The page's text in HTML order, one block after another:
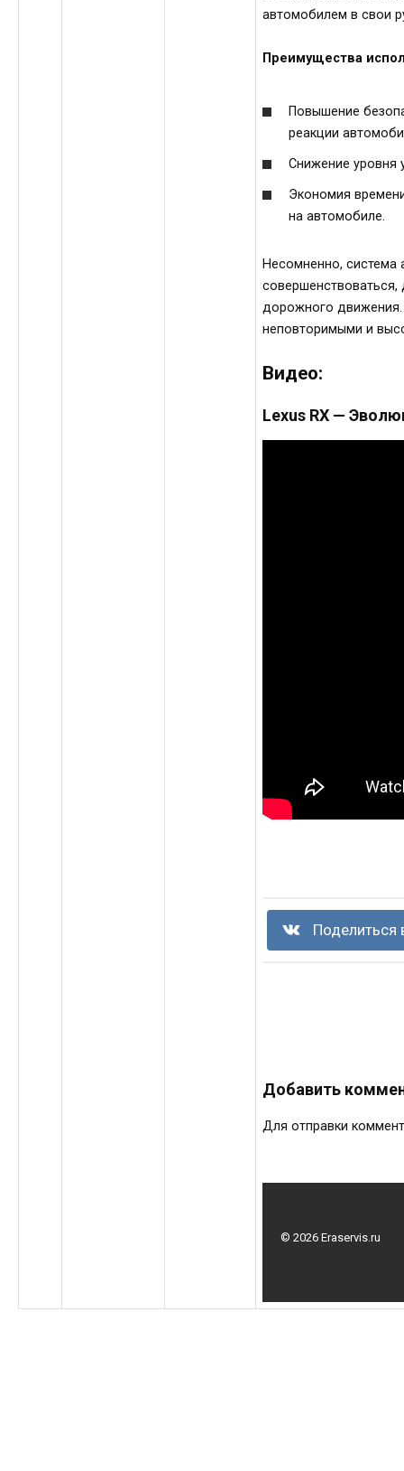
автомобилем в свои
Преимущества
Повышение
реакции
Снижение уровня
Экономия
на автомобиле.
Несомненно, система
дорожного движения.
неповторимыми и
Видео:
Lexus RX —
Поделиться
Добавить
Для отправки
© 2026 Eraservis.ru